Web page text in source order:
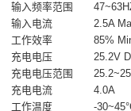
输入频率范围
输入电流
2.5A
工作效率
85%
充电电压
25.2V
充电电压范围
充电电流
4.0A
工作温度
-